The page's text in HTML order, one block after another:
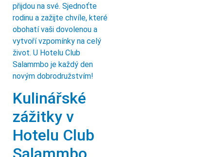
přijdou na své. Sjednoťte
rodinu a zažijte chvíle, které
obohatí vaši dovolenou a
vytvoří vzpomínky na celý
život. U Hotelu Club
Salammbo je každý den
novým dobrodružstvím!
Kulinářské
zážitky v
Hotelu Club